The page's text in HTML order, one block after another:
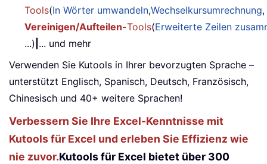
Tools(In Wörter umwandeln,Wechselkursumrechnung
Vereinigen/Aufteilen-Tools(Erweiterte Zeilen
...) ... und mehr
Verwenden Sie Kutools in Ihrer bevorzugten Sprache –
unterstützt Englisch, Spanisch, Deutsch, Französisch,
Chinesisch und 40+ weitere Sprachen!
Verbessern Sie Ihre Excel-Kenntnisse mit
Kutools für Excel und erleben Sie Effizienz wie
nie zuvor.Kutools für Excel bietet über 300